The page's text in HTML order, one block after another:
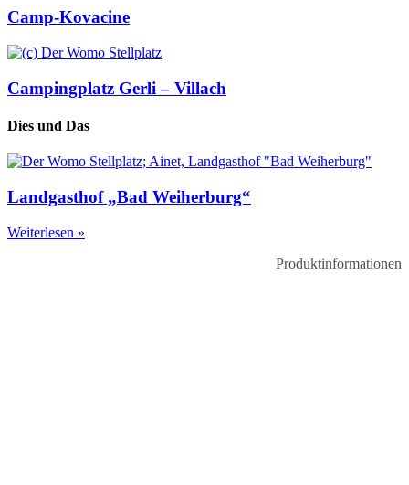
Camp-Kovacine
Campingplatz Gerli – Villach
Dies und Das
Landgasthof „Bad Weiherburg“
Weiterlesen »
Produktinformationen